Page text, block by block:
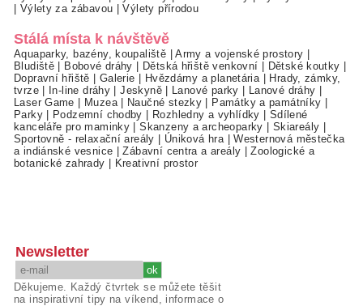
Výlety za zábavou |Výlety přírodou
Stálá místa k návštěvě
Aquaparky, bazény, koupaliště |Army a vojenské prostory
Bludiště
Bobové dráhy Dětská hřiště venkovní Dětské koutky
Dopravní hřiště
Galerie Hvězdárny a planetária|
Hrady, zámky,
tvrze| In-line dráhy |Jeskyně| Lanové parky Lanové dráhy
Laser Game
Muzea| Naučné stezky Památky a památníky
Parky| Podzemní chodby Rozhledny a vyhlídky
Sdílené
kanceláře pro maminky |Skanzeny a archeoparky Skiareály
Sportovně - relaxační areály
Úniková hra|Westernová městečka
a indiánské vesnice |Zábavní centra a areály |Zoologické a
botanické zahrady
Kreativní prostor
Newsletter
Děkujeme. Každý čtvrtek se můžete těšit
na inspirativní tipy na víkend, informace o